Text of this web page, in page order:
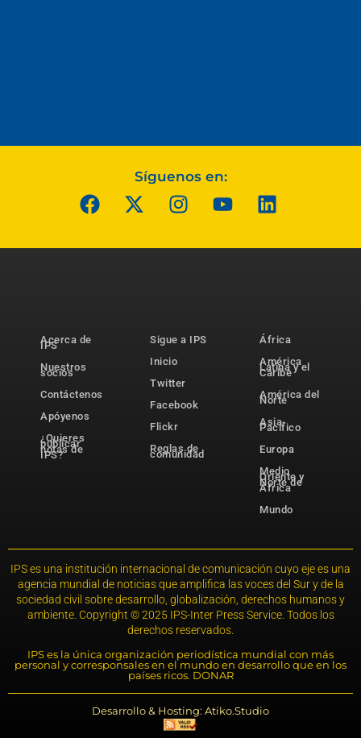
Síguenos en:
Acerca de
IPS
Nuestros
socios
Contáctenos
Apóyenos
¿Quieres
publicar
notas de
IPS?
Sigue a IPS
Inicio
Twitter
Facebook
Flickr
Reglas de
comunidad
África
América
Latina y el
Caribe
América del
Norte
Asia-
Pacífico
Europa
Medio
Oriente y
Norte de
África
Mundo
IPS es una institución internacional de comunicación cuyo eje es una
agencia mundial de noticias que amplifica las voces del Sur y de la
sociedad civil sobre desarrollo, globalización, derechos humanos y
ambiente. Copyright © 2025 IPS-Inter Press Service. Todos los
derechos reservados.
IPS es la única organización periodística mundial con más
personal y corresponsales en el mundo en desarrollo que en los
países ricos. DONAR
Desarrollo & Hosting: Atiko.Studio